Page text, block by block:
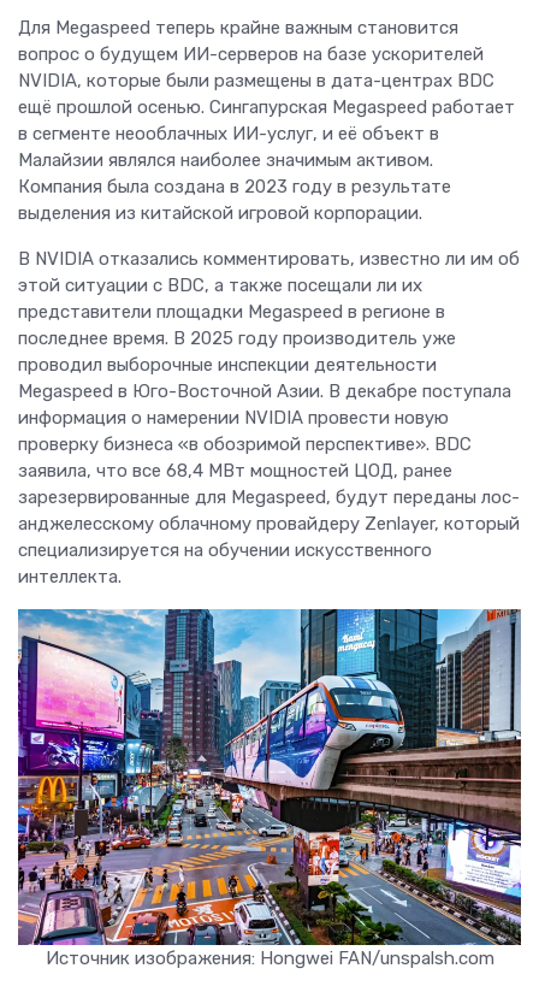
Для Megaspeed теперь крайне важным становится
вопрос о будущем ИИ-серверов на базе ускорителей
NVIDIA, которые были размещены в дата-центрах BDC
ещё прошлой осенью. Сингапурская Megaspeed работает
в сегменте неооблачных ИИ-услуг, и её объект в
Малайзии являлся наиболее значимым активом.
Компания была создана в 2023 году в результате
выделения из китайской игровой корпорации.
В NVIDIA отказались комментировать, известно ли им об
этой ситуации с BDC, а также посещали ли их
представители площадки Megaspeed в регионе в
последнее время. В 2025 году производитель уже
проводил выборочные инспекции деятельности
Megaspeed в Юго-Восточной Азии. В декабре поступала
информация о намерении NVIDIA провести новую
проверку бизнеса «в обозримой перспективе». BDC
заявила, что все 68,4 МВт мощностей ЦОД, ранее
зарезервированные для Megaspeed, будут переданы лос-
анджелесскому облачному провайдеру Zenlayer, который
специализируется на обучении искусственного
интеллекта.
Источник изображения: Hongwei FAN/unspalsh.com